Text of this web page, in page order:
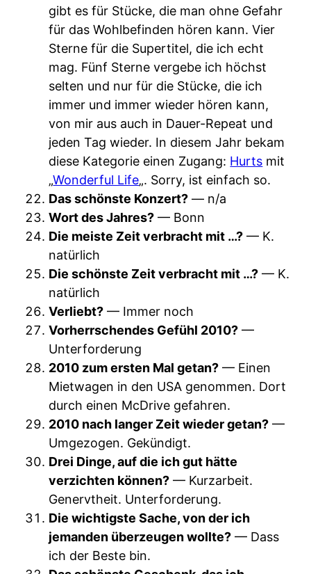
gibt es für Stücke, die man ohne Gefahr
für das Wohlbefinden hören kann. Vier
Sterne für die Supertitel, die ich echt
mag. Fünf Sterne vergebe ich höchst
selten und nur für die Stücke, die ich
immer und immer wieder hören kann,
von mir aus auch in Dauer-Repeat und
jeden Tag wieder. In diesem Jahr bekam
diese Kategorie einen Zugang: Hurts mit
„Wonderful Life„. Sorry, ist einfach so.
Das schönste Konzert? — n/a
Wort des Jahres? — Bonn
Die meiste Zeit verbracht mit …? — K.
natürlich
Die schönste Zeit verbracht mit …? — K.
natürlich
Verliebt? — Immer noch
Vorherrschendes Gefühl 2010? —
Unterforderung
2010 zum ersten Mal getan? — Einen
Mietwagen in den USA genommen. Dort
durch einen McDrive gefahren.
2010 nach langer Zeit wieder getan? —
Umgezogen. Gekündigt.
Drei Dinge, auf die ich gut hätte
verzichten können? — Kurzarbeit.
Genervtheit. Unterforderung.
Die wichtigste Sache, von der ich
jemanden überzeugen wollte? — Dass
ich der Beste bin.